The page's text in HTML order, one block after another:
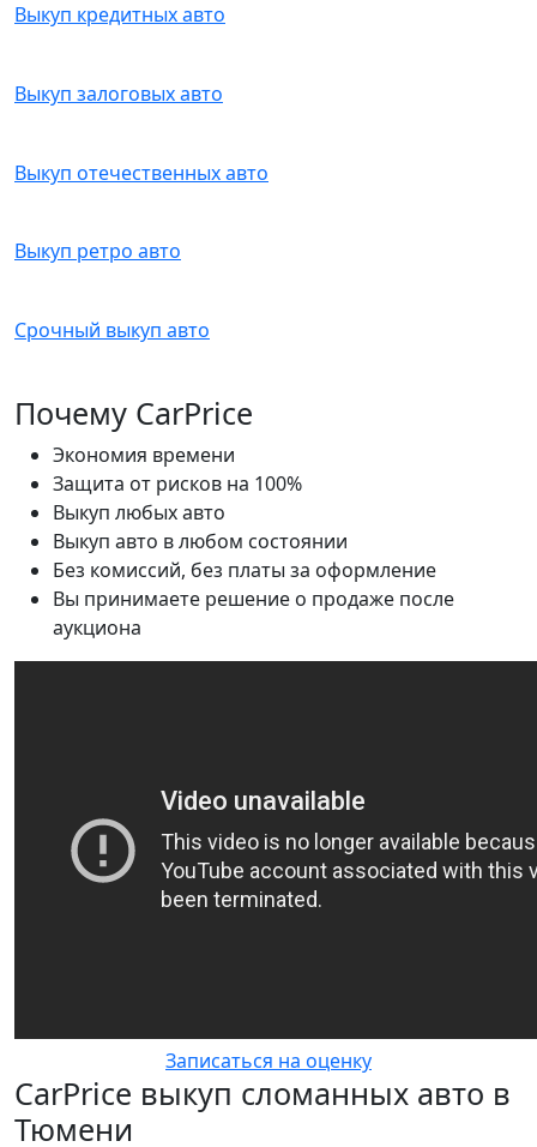
Выкуп кредитных авто
Выкуп залоговых авто
Выкуп отечественных авто
Выкуп ретро авто
Срочный выкуп авто
Почему CarPrice
Экономия времени
Защита от рисков на 100%
Выкуп любых авто
Выкуп авто в любом состоянии
Без комиссий, без платы за оформление
Вы принимаете решение о продаже после
аукциона
Записаться на оценку
CarPrice выкуп сломанных авто в
Тюмени